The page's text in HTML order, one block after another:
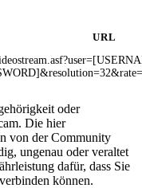
URL
oder
Die hier
von der Community
ungenau oder veraltet
dafür, dass Sie
können.